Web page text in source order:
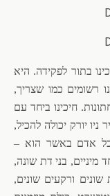
בתור לפקידה. היא
רשומים כמו שצריך,
החתונות. חיכינו ביחד עם
ניו יורק יכולה להכיל,
אדם באשר הוא –
מיניים, בני דת שונה,
ורקעים שונים,